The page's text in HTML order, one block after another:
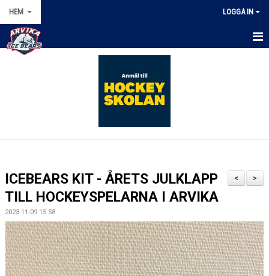
HEM LOGGA IN
ISSCHEMA
FÖRENINGSKLÄDER
CUPER
>
<
ICEBEARS KIT - ÅRETS JULKLAPP
TILL HOCKEYSPELARNA I ARVIKA
2023-11-09 15:58